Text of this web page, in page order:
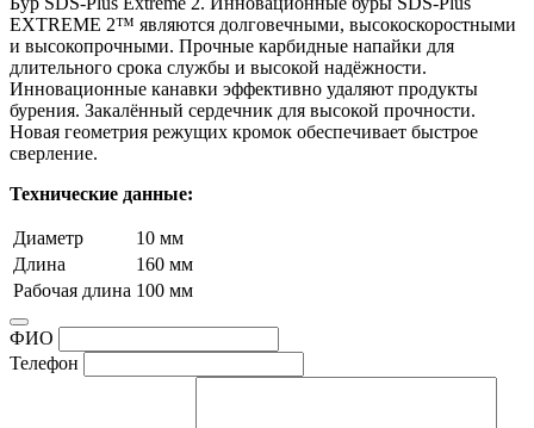
EXTREME 2™ являются долговечными, высокоскоростными
и высокопрочными. Прочные карбидные напайки для
длительного срока службы и высокой надёжности.
Инновационные канавки эффективно удаляют продукты
бурения. Закалённый сердечник для высокой прочности.
Новая геометрия режущих кромок обеспечивает быстрое
сверление.
Технические данные:
Диаметр
10 мм
Длина
160 мм
Рабочая длина 100 мм
ФИО
Телефон